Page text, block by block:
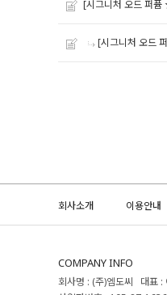
[시그니처 오드 퍼
[시그니처 오드
회사소개 이용안내
COMPANY INFO
회사명 : (주)엠도씨 대표 :